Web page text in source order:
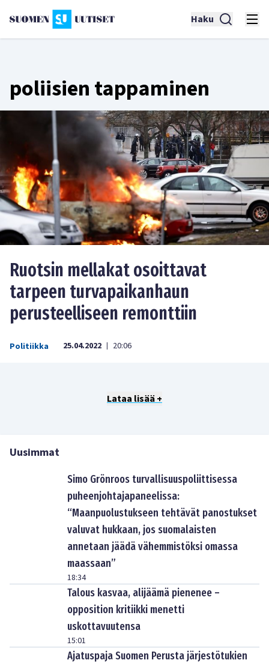
Haku
poliisien tappaminen
Ruotsin mellakat osoittavat
tarpeen turvapaikanhaun
perusteelliseen remonttiin
Politiikka 25.04.2022 | 20:06
Lataa lisää +
Uusimmat
Simo Grönroos turvallisuuspoliittisessa
puheenjohtajapaneelissa:
“Maanpuolustukseen tehtävät panostukset
valuvat hukkaan, jos suomalaisten
annetaan jäädä vähemmistöksi omassa
maassaan”
18:34
Talous kasvaa, alijäämä pienenee –
opposition kritiikki menetti
uskottavuutensa
15:01
Ajatuspaja Suomen Perusta järjestötukien